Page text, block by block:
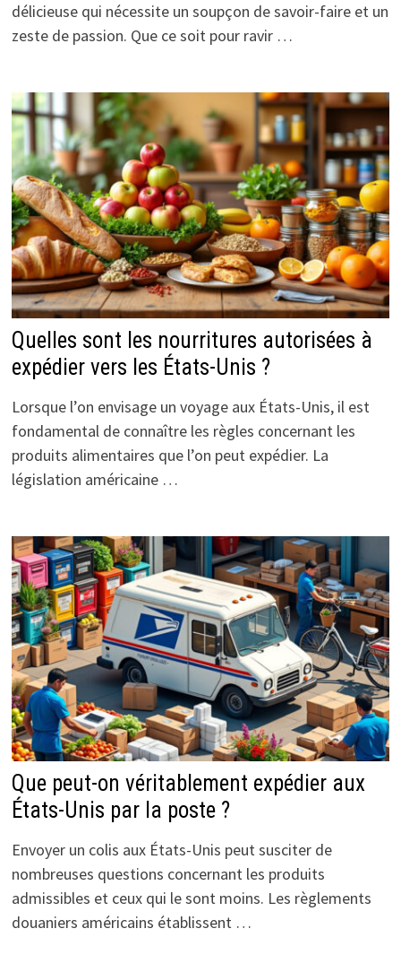
délicieuse qui nécessite un soupçon de savoir-faire et un
zeste de passion. Que ce soit pour ravir …
Quelles sont les nourritures autorisées à
expédier vers les États-Unis ?
Lorsque l’on envisage un voyage aux États-Unis, il est
fondamental de connaître les règles concernant les
produits alimentaires que l’on peut expédier. La
législation américaine …
Que peut-on véritablement expédier aux
États-Unis par la poste ?
Envoyer un colis aux États-Unis peut susciter de
nombreuses questions concernant les produits
admissibles et ceux qui le sont moins. Les règlements
douaniers américains établissent …